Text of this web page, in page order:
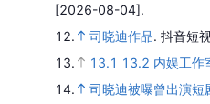
[2026-08-04].
12.
司晓迪作品. 抖音短
13.
13.1 13.2 内娱工作
14.
司晓迪被曝曾出演短